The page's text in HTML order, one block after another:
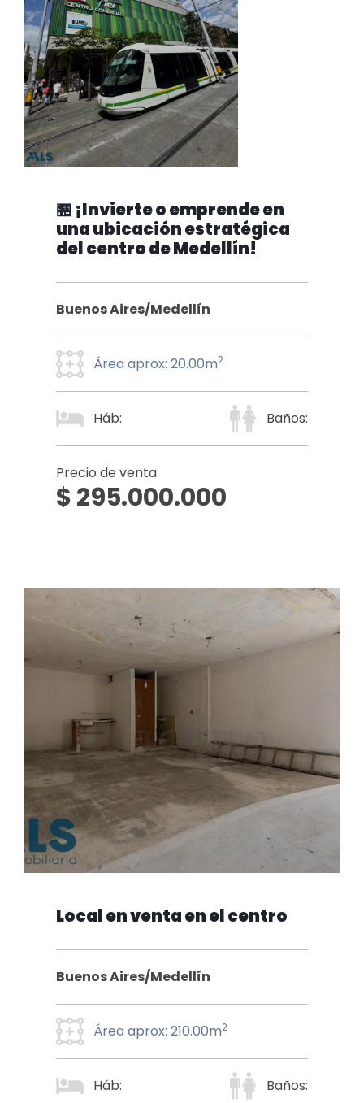
🏪 ¡Invierte o emprende en
una ubicación estratégica
del centro de Medellín!
Buenos Aires/Medellín
Área aprox: 20.00m2
Háb: Baños:
Precio de venta
$ 295.000.000
Local en venta en el centro
Buenos Aires/Medellín
Área aprox: 210.00m2
Háb: Baños: